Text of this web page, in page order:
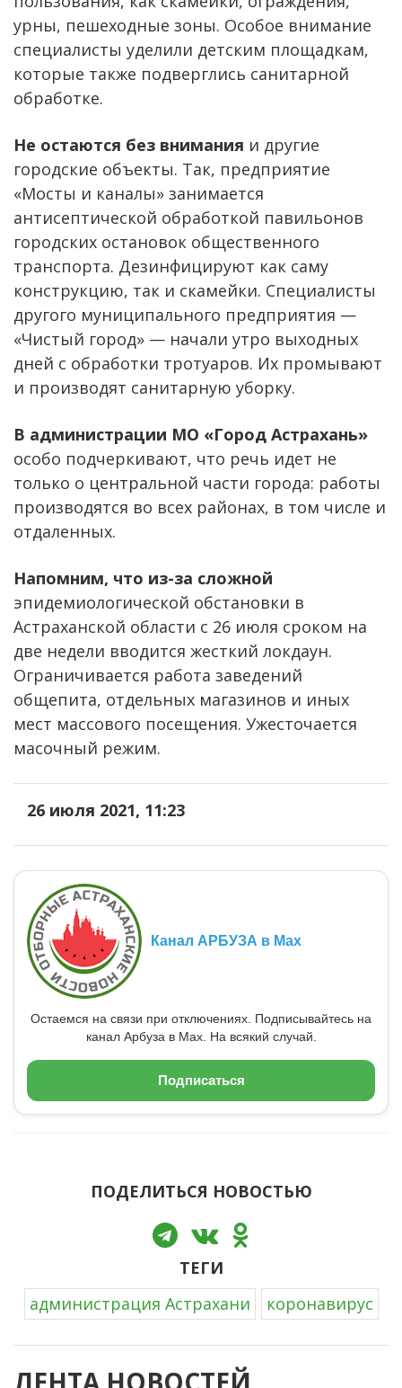
урны, пешеходные зоны. Особое внимание
специалисты уделили детским площадкам,
которые также подверглись санитарной
обработке.
Не остаются без внимания и другие
городские объекты. Так, предприятие
«Мосты и каналы» занимается
антисептической обработкой павильонов
городских остановок общественного
транспорта. Дезинфицируют как саму
конструкцию, так и скамейки. Специалисты
другого муниципального предприятия —
«Чистый город» — начали утро выходных
дней с обработки тротуаров. Их промывают
и производят санитарную уборку.
В администрации МО «Город Астрахань»
особо подчеркивают, что речь идет не
только о центральной части города: работы
производятся во всех районах, в том числе и
отдаленных.
Напомним, что из-за сложной
эпидемиологической обстановки в
Астраханской области с 26 июля сроком на
две недели вводится жесткий локдаун.
Ограничивается работа заведений
общепита, отдельных магазинов и иных
мест массового посещения. Ужесточается
масочный режим.
26 июля 2021, 11:23
Канал АРБУЗА в Max
Остаемся на связи при отключениях. Подписывайтесь на
канал Арбуза в Max. На всякий случай.
Подписаться
ПОДЕЛИТЬСЯ НОВОСТЬЮ
ТЕГИ
администрация Астрахани
коронавирус